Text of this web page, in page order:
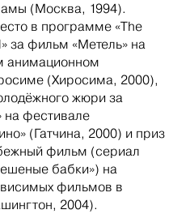
(Москва, 1994).
в программе «The
за фильм «Метель» на
анимационном
(Хиросима, 2000),
жюри за
на фестивале
(Гатчина, 2000) и приз
фильм (сериал
бабки») на
фильмов в
2004).